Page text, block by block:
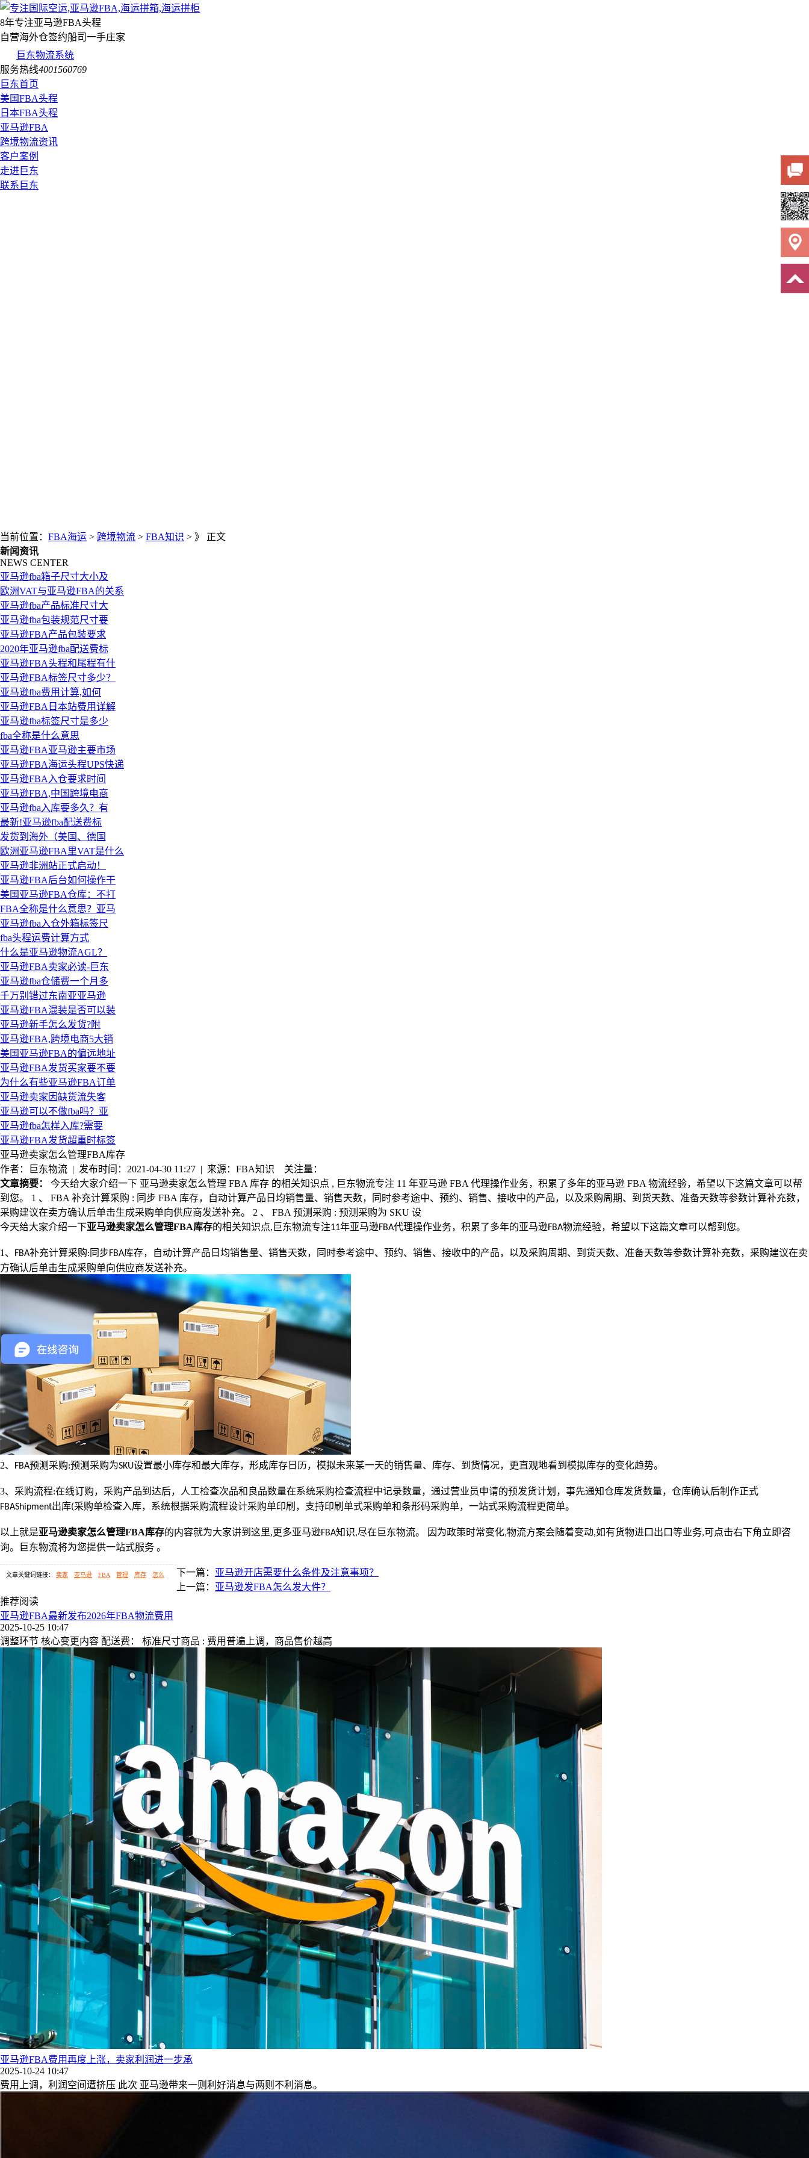
8年专注亚马逊FBA头程
自营海外仓签约船司一手庄家
巨东物流系统
服务热线4001560769
巨东首页
美国FBA头程
日本FBA头程
亚马逊FBA
跨境物流资讯
客户案例
走进巨东
联系巨东
当前位置： FBA海运 > 跨境物流 > FBA知识 > 》 正文
新闻资讯
NEWS CENTER
亚马逊fba箱子尺寸大小及
欧洲VAT与亚马逊FBA的关系
亚马逊fba产品标准尺寸大
亚马逊fba包装规范尺寸要
亚马逊FBA产品包装要求
2020年亚马逊fba配送费标
亚马逊FBA头程和尾程有什
亚马逊FBA标签尺寸多少？
亚马逊fba费用计算,如何
亚马逊FBA日本站费用详解
亚马逊fba标签尺寸是多少
fba全称是什么意思
亚马逊FBA亚马逊主要市场
亚马逊FBA海运头程UPS快递
亚马逊FBA入仓要求时间
亚马逊FBA,中国跨境电商
亚马逊fba入库要多久？有
最新!亚马逊fba配送费标
发货到海外（美国、德国
欧洲亚马逊FBA里VAT是什么
亚马逊非洲站正式启动！
亚马逊FBA后台如何操作干
美国亚马逊FBA仓库：不打
FBA全称是什么意思？亚马
亚马逊fba入仓外箱标签尺
fba头程运费计算方式
什么是亚马逊物流AGL？
亚马逊FBA卖家必读-巨东
亚马逊fba仓储费一个月多
千万别错过东南亚亚马逊
亚马逊FBA混装是否可以装
亚马逊新手怎么发货?附
亚马逊FBA,跨境电商5大销
美国亚马逊FBA的偏远地址
亚马逊FBA发货买家要不要
为什么有些亚马逊FBA订单
亚马逊卖家因缺货流失客
亚马逊可以不做fba吗？亚
亚马逊fba怎样入库?需要
亚马逊FBA发货超重时标签
亚马逊卖家怎么管理FBA库存
作者：巨东物流 | 发布时间：2021-04-30 11:27 | 来源：FBA知识 关注量：
文章摘要：
今天给大家介绍一下 亚马逊卖家怎么管理 FBA 库存 的相关知识点 , 巨东物流专注 11 年亚马逊 FBA 代理操作业务，积累了多年的亚马逊 FBA 物流经验，希望以下这篇文章可以帮
到您。 1 、 FBA 补充计算采购 : 同步 FBA 库存，自动计算产品日均销售量、销售天数，同时参考途中、预约、销售、接收中的产品，以及采购周期、到货天数、准备天数等参数计算补充数，
采购建议在卖方确认后单击生成采购单向供应商发送补充。 2 、 FBA 预测采购 : 预测采购为 SKU 设
今天给大家介绍一下亚马逊卖家怎么管理FBA库存的相关知识点, 巨东物流专注11年亚马逊FBA代理操作业务，积累了多年的亚马逊FBA物流经验，希望以下这篇文章可以帮到您。
1 、 FBA补充计算采购: 同步FBA库存，自动计算产品日均销售量、销售天数，同时参考途中、预约、销售、接收中的产品，以及采购周期、到货天数、准备天数等参数计算补充数，采购建议在卖
方确认后单击生成采购单向供应商发送补充。
2、 FBA预测采购:预测采购为SKU设置最小库存和最大库存，形成库存日历，模拟未来某一天的销售量、库存、到货情况，更直观地看到模拟库存的变化趋势。
3、采购流程:在线订购，采购产品到达后，人工检查次品和良品数量在系统采购检查流程中记录数量，通过营业员申请的预发货计划，事先通知仓库发货数量，仓库确认后制作正式
FBAShipment出库(采购单检查入库，系统根据采购流程设计采购单印刷，支持印刷单式采购单和条形码采购单，一站式采购流程更简单。
以上就是亚马逊卖家怎么管理FBA库存的内容就为大家讲到这里,更多亚马逊FBA知识,尽在巨东物流。 因为政策时常变化,物流方案会随着变动,如有货物进口出口等业务,可点击右下角立即咨
询。巨东物流将为您提供一站式服务 。
文章关键词链接： 卖家 亚马逊 FBA 管理 库存 怎么 下一篇： 亚马逊开店需要什么条件及注意事项？
上一篇： 亚马逊发FBA怎么发大件？
推荐阅读
亚马逊FBA最新发布2026年FBA物流费用
2025-10-25 10:47
调整环节 核心变更内容 配送费： 标准尺寸商品 : 费用普遍上调，商品售价越高
亚马逊FBA费用再度上涨，卖家利润进一步承
2025-10-24 10:47
费用上调，利润空间遭挤压 此次 亚马逊带来一则利好消息与两则不利消息。